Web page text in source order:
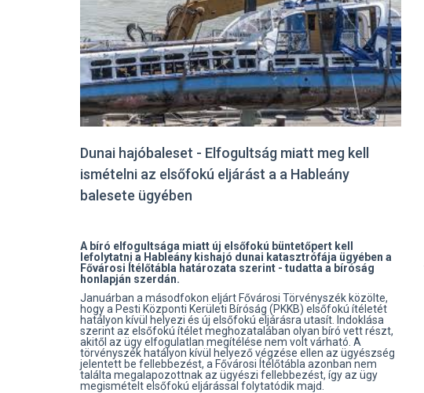
Dunai hajóbaleset - Elfogultság miatt meg kell
ismételni az elsőfokú eljárást a a Hableány
balesete ügyében
A bíró elfogultsága miatt új elsőfokú büntetőpert kell
lefolytatni a Hableány kishajó dunai katasztrófája ügyében a
Fővárosi Ítélőtábla határozata szerint - tudatta a bíróság
honlapján szerdán.
Januárban a másodfokon eljárt Fővárosi Törvényszék közölte,
hogy a Pesti Központi Kerületi Bíróság (PKKB) elsőfokú ítéletét
hatályon kívül helyezi és új elsőfokú eljárásra utasít. Indoklása
szerint az elsőfokú ítélet meghozatalában olyan bíró vett részt,
akitől az ügy elfogulatlan megítélése nem volt várható. A
törvényszék hatályon kívül helyező végzése ellen az ügyészség
jelentett be fellebbezést, a Fővárosi Ítélőtábla azonban nem
találta megalapozottnak az ügyészi fellebbezést, így az ügy
megismételt elsőfokú eljárással folytatódik majd.